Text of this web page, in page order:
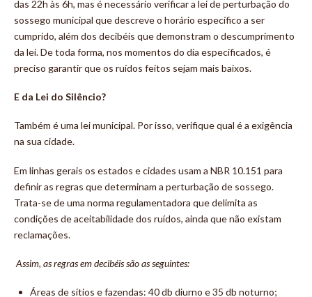
das 22h às 6h, mas é necessário verificar a lei de perturbação do
sossego municipal que descreve o horário específico a ser
cumprido, além dos decibéis que demonstram o descumprimento
da lei. De toda forma, nos momentos do dia especificados, é
preciso garantir que os ruídos feitos sejam mais baixos.
E da Lei do Silêncio?
Também é uma lei municipal. Por isso, verifique qual é a exigência
na sua cidade.
Em linhas gerais os estados e cidades usam a NBR 10.151 para
definir as regras que determinam a perturbação de sossego.
Trata-se de uma norma regulamentadora que delimita as
condições de aceitabilidade dos ruídos, ainda que não existam
reclamações.
Assim, as regras em decibéis são as seguintes:
Áreas de sítios e fazendas: 40 db diurno e 35 db noturno;